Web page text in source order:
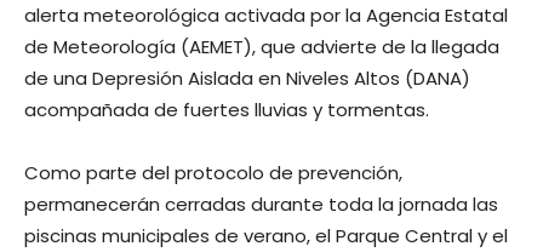
alerta meteorológica activada por la Agencia Estatal
de Meteorología (AEMET), que advierte de la llegada
de una Depresión Aislada en Niveles Altos (DANA)
acompañada de fuertes lluvias y tormentas.
Como parte del protocolo de prevención,
permanecerán cerradas durante toda la jornada las
piscinas municipales de verano, el Parque Central y el